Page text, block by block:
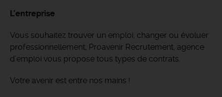
L'entreprise
Vous souhaitez trouver un emploi, changer ou évoluer
professionnellement, Proavenir Recrutement, agence
d’emploi vous propose tous types de contrats.
Votre avenir est entre nos mains !